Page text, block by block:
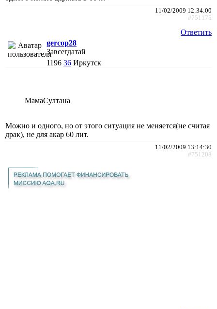
11/02/2009 12:34:00
#751175
Ответить
gercop28
Завсегдатай
1196 36 Иркутск
МамаСултана
Можно и одного, но от этого ситуация не меняется(не считая
драк), не для акар 60 лит.
11/02/2009 13:14:30
#751208